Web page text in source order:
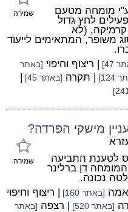
שמירה
מומחה מטעם
לחץ גדול
(לא
משופר, המתאימים לייעוד
47] | ריצוף וחיפוי [באתר
| תקרה [באתר 45]
|
מישקי הפרדה?
שמירה
לטענת התביעה
דן ברלינר
נכונה.
[באתר 160] | ריצוף וחיפוי
[באתר 520] | רצפה [באתר